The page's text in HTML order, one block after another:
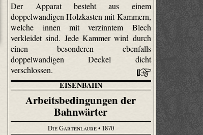
Der Apparat besteht aus einem
doppelwandigen Holzkasten mit Kammern,
welche innen mit verzinntem Blech
verkleidet sind. Jede Kammer wird durch
einen besonderen ebenfalls
doppelwandigen Deckel dicht
verschlossen.
EISENBAHN
Arbeitsbedingungen der
Bahnwärter
Die Gartenlaube• 1870